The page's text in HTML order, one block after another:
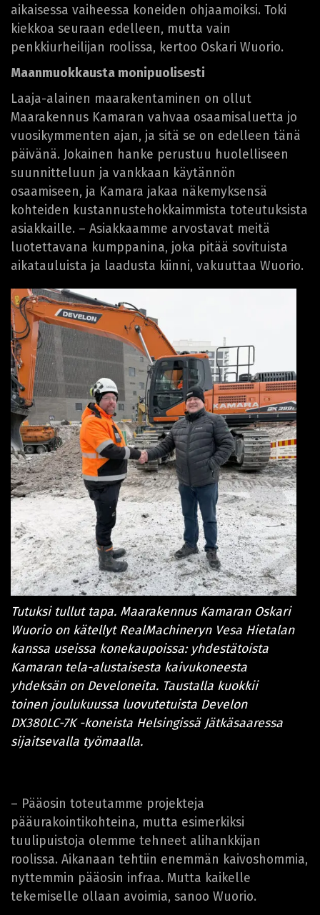
aikaisessa vaiheessa koneiden ohjaamoiksi. Toki
kiekkoa seuraan edelleen, mutta vain
penkkiurheilijan roolissa, kertoo Oskari Wuorio.
Maanmuokkausta monipuolisesti
Laaja-alainen maarakentaminen on ollut
Maarakennus Kamaran vahvaa osaamisaluetta jo
vuosikymmenten ajan, ja sitä se on edelleen tänä
päivänä. Jokainen hanke perustuu huolelliseen
suunnitteluun ja vankkaan käytännön
osaamiseen, ja Kamara jakaa näkemyksensä
kohteiden kustannustehokkaimmista toteutuksista
asiakkaille. – Asiakkaamme arvostavat meitä
luotettavana kumppanina, joka pitää sovituista
aikatauluista ja laadusta kiinni, vakuuttaa Wuorio.
Tutuksi tullut tapa. Maarakennus Kamaran Oskari
Wuorio on kätellyt RealMachineryn Vesa Hietalan
kanssa useissa konekaupoissa: yhdestätoista
Kamaran tela-alustaisesta kaivukoneesta
yhdeksän on Develoneita. Taustalla kuokkii
toinen joulukuussa luovutetuista Develon
DX380LC-7K -koneista Helsingissä Jätkäsaaressa
sijaitsevalla työmaalla.
– Pääosin toteutamme projekteja
pääurakointikohteina, mutta esimerkiksi
tuulipuistoja olemme tehneet alihankkijan
roolissa. Aikanaan tehtiin enemmän kaivoshommia,
nyttemmin pääosin infraa. Mutta kaikelle
tekemiselle ollaan avoimia, sanoo Wuorio.